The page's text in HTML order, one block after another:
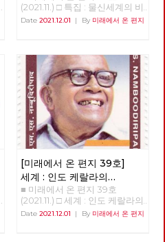
(2021.11.) □ 특집 : 물신세계의 비
참 강연 : 김규항 칼럼니스트 정
러운 상황이 일어났다. 물신성이
뭐냐는 물음이 쏟아진 것이다. <
자본론>에서 가장 어렵다고 하
는 부분은 ‘상품과 화폐’ 부분이
다. 그런데 이것은 마르크스 본
인이 어렵다고 한 부분이다. 그
런데 ‘물신성, 물신 숭배’ 부분이
더 어렵다. <혁명노트>에서 물
신성의 정의에 대해서는 충분히
말하지 않았기 때문에 그런 질문
들을 받게 되었다. (옮긴이 주: 카
를 마르크스가 쓴 <자본론> 제1
권의 1장은 상품과 화폐의 형태
와 가치를 설명한다. 경제학적
지식을 설명하는 부분이라 다른
Date 2021.12.01 | By 미래에서 온 편지
[미래에서 온 편지 39호]
세계 : 인도 케랄라의
아래로부터의 주민자치 01
■ 미래에서 온 편지 39호
(2021.11.) □ 세계 : 인도 케랄라의
아래로부터의 주민자치 01 - 세
Date 2021.12.01 | By 미래에서 온 편지